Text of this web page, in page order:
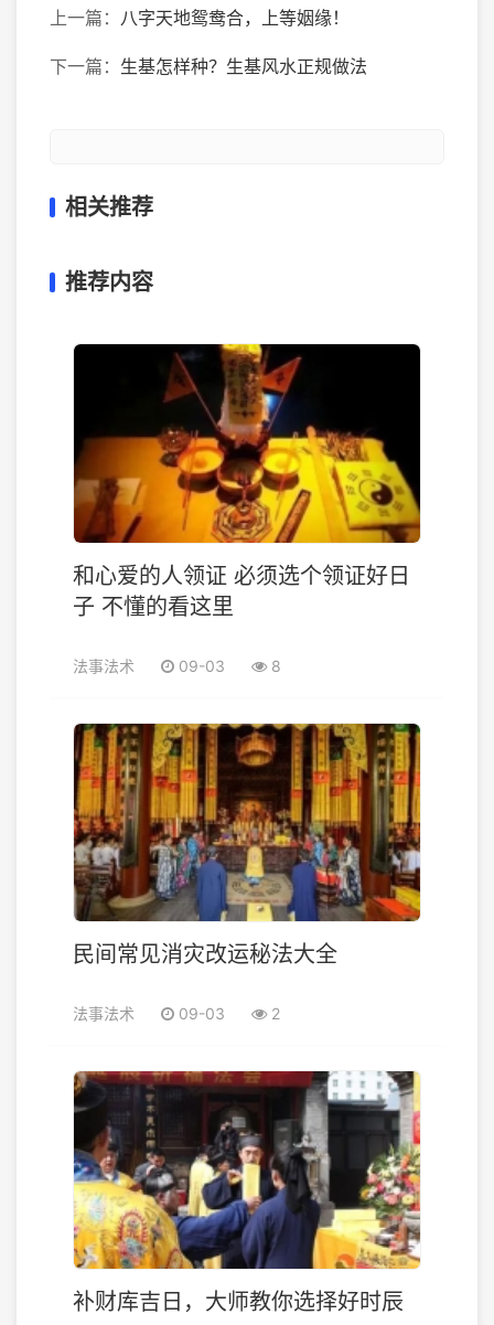
上一篇： 八字天地鸳鸯合，上等姻缘！
下一篇： 生基怎样种？生基风水正规做法
相关推荐
推荐内容
和心爱的人领证 必须选个领证好日
子 不懂的看这里
法事法术 09-03 8
民间常见消灾改运秘法大全
法事法术 09-03 2
补财库吉日，大师教你选择好时辰